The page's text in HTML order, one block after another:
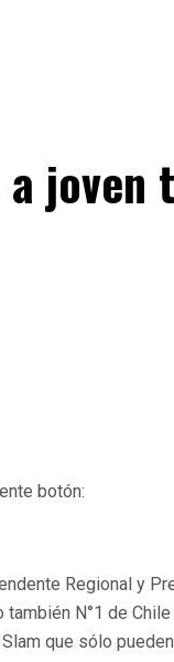
a
botón:
Regional y
N°1 de
que sólo